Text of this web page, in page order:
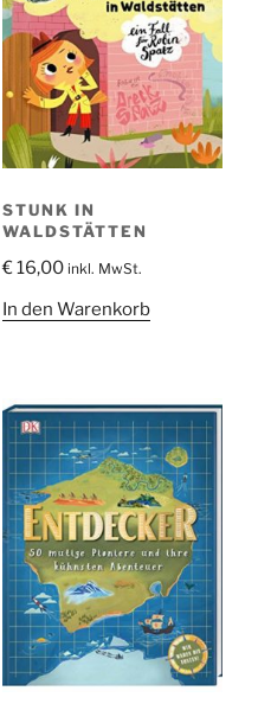
STUNK IN
WALDSTÄTTEN
€16,00 inkl. MwSt.
In den Warenkorb